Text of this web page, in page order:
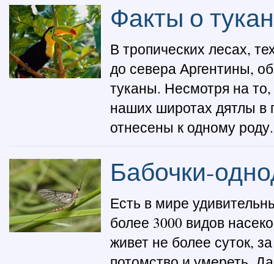
Факты о
В тропических лесах,
до севера Аргентины,
туканы. Несмотря на
наших широтах дятлы в
отнесены к одному
Бабочки-
Есть в мире
более 3000 видов
живет не более суток,